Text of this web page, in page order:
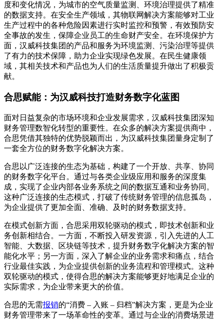
度和变化情况，为城市的空气质量监测、环境治理提供了精准
的数据支持。在安全生产领域，其物联网解决方案能够对工业
生产过程中的各种危险因素进行实时监控和预警，有效预防安
全事故的发生，保障企业员工的生命财产安全。在环境保护方
面，汉威科技集团的产品和服务为环境监测、污染治理等提供
了有力的技术保障，助力企业实现绿色发展。在民生健康领
域，其相关技术和产品也为人们的生活质量提升做出了积极贡
献。
合思赋能：为汉威科技打造财务数字化蓝图
面对日益复杂的市场环境和企业发展需求，汉威科技集团深知
财务管理数智化转型的重要性。在众多的解决方案提供商中，
合思凭借其独特的优势脱颖而出，为汉威科技集团量身定制了
一套全方位的财务数字化解决方案。
合思以广泛连接的生态为基础，构建了一个开放、共享、协同
的财务数字化平台。通过与各类企业级应用和服务的深度集
成，实现了企业内部各业务系统之间的数据互通和业务协同。
这种广泛连接的生态模式，打破了传统财务管理的信息孤岛，
为企业提供了更加全面、准确、及时的财务数据支持。
在模式创新方面，合思采用双轮驱动的模式，即技术创新和业
务创新相结合。一方面，不断投入研发资源，引入先进的人工
智能、大数据、区块链等技术，提升财务数字化解决方案的智
能化水平；另一方面，深入了解企业的业务需求和痛点，结合
行业最佳实践，为企业提供创新的业务流程和管理模式。这种
双轮驱动的模式，使得合思的解决方案能够更好地满足企业的
实际需求，为企业带来更大的价值。
合思的无需报销的“消费 – 入账 – 归档”解决方案，更是为企业
财务管理带来了一场革命性的变革。通过与企业的消费场景进